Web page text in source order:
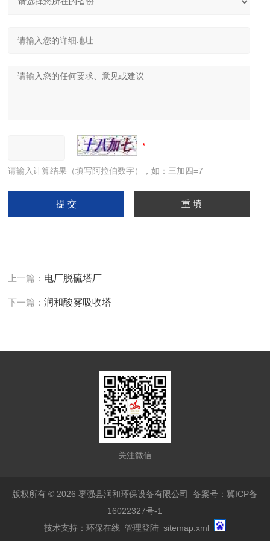
请输入计算结果（填写阿拉伯数字），如：三加四=7
上一篇： 电厂脱硫塔厂
下一篇：润和酸雾吸收塔
关注微信
版权所有 © 2026 枣强县润和环保设备有限公司备案号：冀ICP备
16022327号-1
技术支持： 环保在线 管理登陆 sitemap.xml